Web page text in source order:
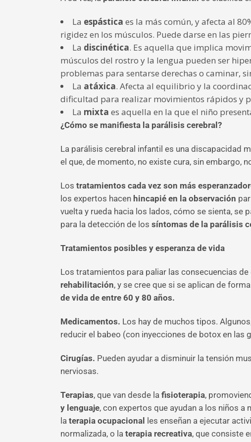
La espástica es la más común, y afecta al
rigidez en los músculos. Puede darse en las
La discinética. Es aquella que implica
músculos del rostro y la lengua pueden ser
problemas para sentarse derechas o caminar,
La atáxica. Afecta al equilibrio y la
dificultad para realizar movimientos rápidos y
La mixta es aquella en la que el niño
¿Cómo se manifiesta la parálisis cerebral?
La parálisis cerebral infantil es una discapacidad
el que, de momento, no existe cura, sin embargo,
Los tratamientos cada vez son más
los expertos hacen hincapié en la observación
vuelta y rueda hacia los lados, cómo se sienta, se
para la detección de los síntomas de la parálisis
Tratamientos posibles y esperanza de vida
Los tratamientos para paliar las consecuencias
rehabilitación, y se cree que si se aplican de
de vida de entre 60 y 80 años.
Medicamentos. Los hay de muchos tipos.
reducir el babeo (con inyecciones de botox en las
Cirugías. Pueden ayudar a disminuir la tensión
nerviosas.
Terapias, que van desde la fisioterapia,
y lenguaje, con expertos que ayudan a los niños
la terapia ocupacional
les enseñan a ejecutar
normalizada, o la terapia recreativa, que consiste